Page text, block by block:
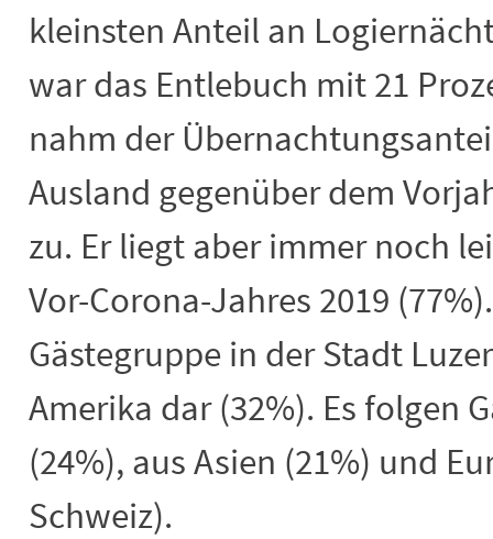
kleinsten Anteil an
war das Entlebuch mit 21
nahm der
Ausland gegenüber dem
zu. Er liegt aber immer noch
Vor-Corona-Jahres 2019
Gästegruppe in der Stadt
Amerika dar (32%). Es folgen
(24%), aus Asien (21%) und
Schweiz).